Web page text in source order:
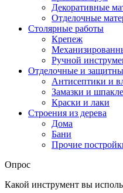
Декоративные
Отделочные
Столярные работы
Крепеж
Ручной
Отделочные и
Антисептики и
Замазки и
Краски и лаки
Строения из дерева
Дома
Бани
Прочие
Опрос
Какой инструмент вы